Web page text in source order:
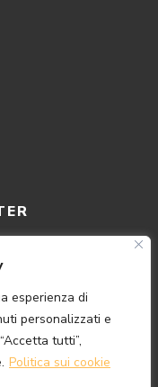
esperienza di
personalizzati e
tutti”,
Politica sui cookie
ultime novità,